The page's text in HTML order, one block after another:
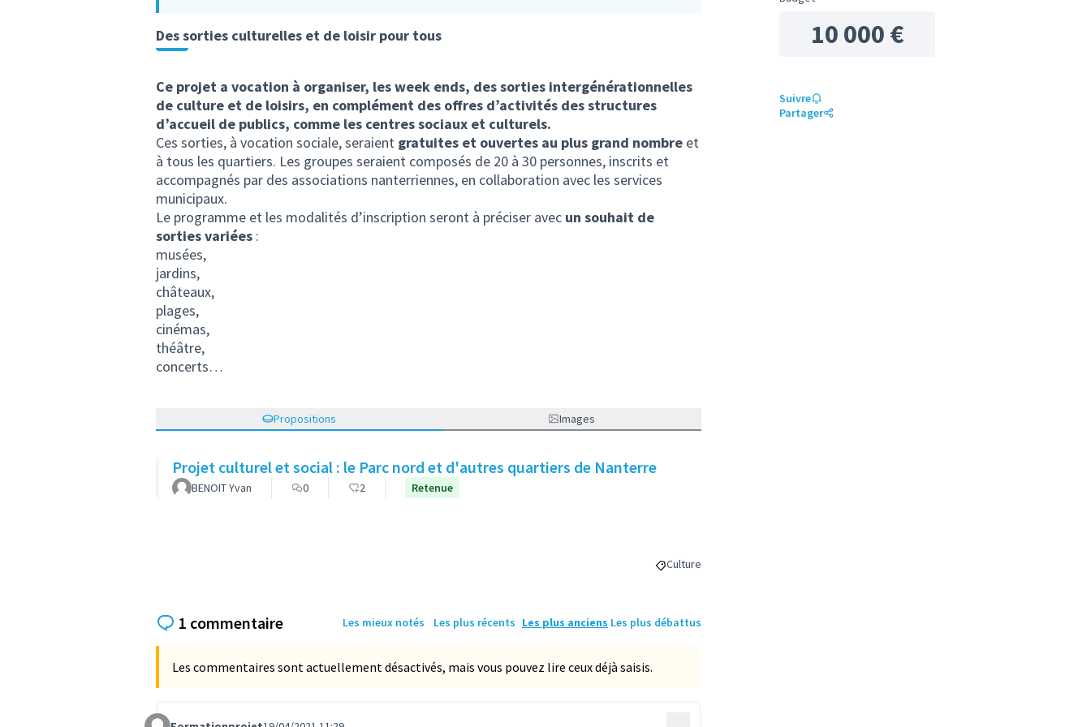
Des sorties culturelles et de loisir pour tous
Ce projet a vocation à organiser, les week ends, des sorties intergénérationnelles
de culture et de loisirs, en complément des offres d’activités des structures
d’accueil de publics, comme les centres sociaux et culturels.
Ces sorties, à vocation sociale, seraient gratuites et ouvertes au plus grand nombre et
à tous les quartiers. Les groupes seraient composés de 20 à 30 personnes, inscrits et
accompagnés par des associations nanterriennes, en collaboration avec les services
municipaux.
Le programme et les modalités d’inscription seront à préciser avec un souhait de
sorties variées :
musées,
jardins,
châteaux,
plages,
cinémas,
théâtre,
concerts…
Propositions Images
Projet culturel et social : le Parc nord et d'autres quartiers de Nanterre
BENOIT Yvan 0 2 Retenue
Filtrer les résultats de la catégorie : Culture
Culture
10 000 €
Suivre
Partager
1 commentaire Les mieux notés Les plus récents Les plus anciens Les plus débattus
Les commentaires sont actuellement désactivés, mais vous pouvez lire ceux déjà saisis.